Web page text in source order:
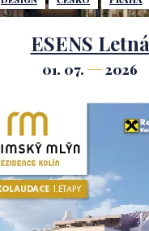
ESENS Letná
01. 07. 2026